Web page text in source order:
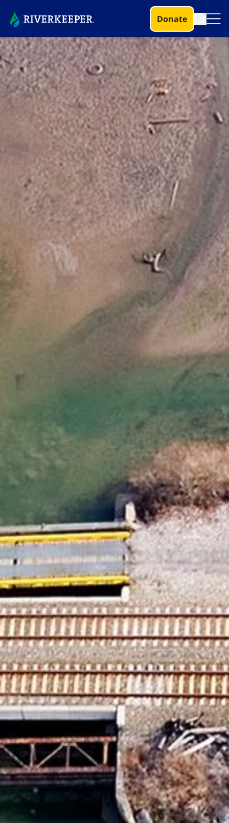
Donate​​​​‌ ‍ ​‍​‍‌‍ ‌ ​‍‌‍‍‌‌‍‌ ‌‍‍‌‌‍ ‍​‍​‍​ ‍‍​‍​‍‌ ​ ‌‍​‌‌‍ ‍‌‍‍‌‌ ‌​‌ ‍‌​‍ ‍‌‍‍‌‌‍ ​‍​‍​‍ ​​‍​‍‌‍‍​‌ ​‍‌‍‌‌‌‍‌‍​‍​‍​ ‍‍​‍​‍‌‍‍​‌ ‌​‌ ‌​‌ ​​‌ ​ ​ ‍‍​‍ ​‍ ‌‍​ ‌‍ ‌‌ ​ ​‍ ‍‌‍ ‌‌‍​‌‌‍‍‌‌‍ ‍​‍ ‍​ ​‍​ ​​​ ​‍​ ‌​‌ ​‍‌‍‌‌‌‍‌​‌‍‌‌‌ ​ ‌‍‍‌‌‍‌ ‌‍ ‍​‍ ‍‌ ​‍‌‍‍‌‌ ‌‍‌‍‌‌‌ ​‍‌‍‍ ‌‍‌‌‌‍‌‌‌ ​​‌‍‌‌‌ ​‍​‍ ‍‌‍ ‌ ​‍‌‍‌ ​‍ ‌‍‍‌‌‍ ‍‌ ‌​‌‍‌‌‌‍ ‍‌ ‌​​‍ ‌‍‌‌‌‍‌​‌‍‍‌‌ ‌​​‍ ‌‍ ‌‌‍ ‌‍‌​‌‍‌‌​ ‌‌ ​​‌ ​‍‌‍‌‌‌ ​ ‌‍‌‌‌‍ ‍‌ ‌​‌‍​‌‌ ‌​‌‍‍‌‌‍ ‌‍ ‍​ ‍ ‌‍‍‌‌‍‌​​ ‌‌‍‍​‌‍‌‌‌‍​‌‌‍‌​‌‍‌‌‌ ​‍​ ‍ ‌ ‌​‌ ‍‌‌ ​​‌‍‌‌​ ‌‌‍‍​‌‍‌‌‌‍​‌‌‍‌​‌‍‌‌‌ ​‍​ ‍ ‌ ​​‌‍​‌‌ ‌​‌‍‍​​ ‌‌‍​ ‌ ‌​‌‍​‌‌‌ ​ ​‍​‍ ‍‌‍ ​‌‍‍‌‌‍ ‍‌‍‍ ​‍ ‍‌ ‌​‌‍‌‌‌ ‍​‌ ‌​​ ‌‍​‍‌‍​‌‌ ​ ‌‍‌‌‌‌‌‌‌ ​‍‌‍ ​​ ‌‌‍‍​‌ ‌​‌ ‌​‌ ​​‌ ​ ​‍‌‌​ ​ ‌​​‌​‍‌‌​ ​‍‌​‌‍​‍‌‌​ ​‍‌​‌‍‌‍​ ‌‍ ‌‌ ​ ​‍ ‍‌‍ ‌‌‍​‌‌‍‍‌‌‍ ‍​‍ ‍​ ​‍​ ​​​ ​‍​ ‌​‌ ​‍‌‍‌‌‌‍‌​‌‍‌‌‌ ​ ‌‍‍‌‌‍‌ ‌‍ ‍​‍ ‍‌ ​‍‌‍‍‌‌ ‌‍‌‍‌‌‌ ​‍‌‍‍ ‌‍‌‌‌‍‌‌‌ ​​‌‍‌‌‌ ​‍​‍ ‍‌‍ ‌ ​‍‌‍‌ ​‍‌‍‌‍‍‌‌‍‌​​ ‌‌‍‍​‌‍‌‌‌‍​‌‌‍‌​‌‍‌‌‌ ​‍​‍‌‍‌ ‌​‌ ‍‌‌ ​​‌‍‌‌​ ‌‌‍‍​‌‍‌‌‌‍​‌‌‍‌​‌‍‌‌‌ ​‍​‍‌‍‌ ​​‌‍​‌‌ ‌​‌‍‍​​ ‌‌‍​ ‌ ‌​‌‍​‌‌‌ ​ ​‍​‍ ‍‌‍ ​‌‍‍‌‌‍ ‍‌‍‍ ​‍ ‍‌ ‌​‌‍‌‌‌ ‍​‌ ‌​​‍‌‍‌ ​​‌‍‌‌‌ ​‍‌ ​ ‌ ​​‌‍‌‌‌‍​ ‌ ‌​‌‍‍‌‌ ‌‍‌‍‌‌​ ‌‌ ​​‌ ‌‌‌‍​‍‌‍ ​‌‍‍‌‌ ​ ‌‍‍​‌‍‌‌‌‍‌​​‍​‍‌ ‌